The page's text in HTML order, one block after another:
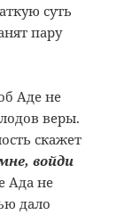
суть
пару
Аде не
веры.
скажет
войди
Ада не
дало